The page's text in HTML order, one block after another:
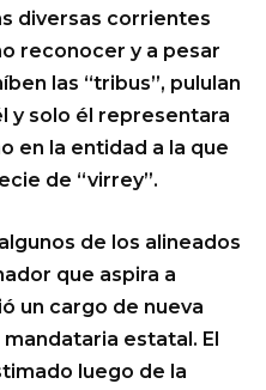
diversas corrientes
reconocer y a pesar
las “tribus”, pululan
y solo él representara
en la entidad a la que
de “virrey”.
de los alineados
que aspira a
un cargo de nueva
estatal. El
luego de la